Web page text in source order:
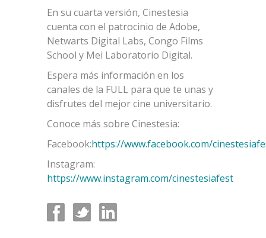
En su cuarta versión, Cinestesia
cuenta con el patrocinio de Adobe,
Netwarts Digital Labs, Congo Films
School y Mei Laboratorio Digital.
Espera más información en los
canales de la FULL para que te unas y
disfrutes del mejor cine universitario.
Conoce más sobre Cinestesia:
Facebook:https://www.facebook.com/
Instagram:
https://www.instagram.com/cinestesiafest